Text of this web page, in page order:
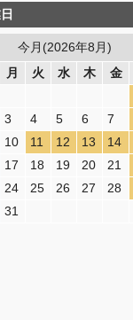
今月(2026年8月)
月 火 水 木 金
3 4 5 6 7
10 11 12 13 14
17 18 19 20 21
24 25 26 27 28
31